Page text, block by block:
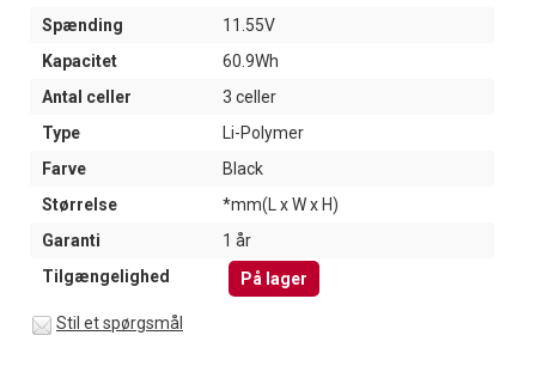
Spænding
11.55V
Kapacitet
60.9Wh
Antal celler
3 celler
Type
Li-Polymer
Farve
Black
Størrelse
*mm(L x W x H)
Garanti
1 år
Tilgængelighed
På lager
Stil et spørgsmål